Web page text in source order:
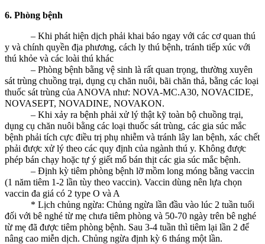
6. Phòng bệnh
– Khi phát hiện dịch phải khai báo ngay với các cơ quan thú
y và chính quyền địa phương, cách ly thú bệnh, tránh tiếp xúc với
thú khỏe và các loài thú khác
– Phòng bệnh bằng vệ sinh là rất quan trọng, thường xuyên
sát trùng chuồng trại, dụng cụ chăn nuôi, bãi chăn thả, bằng các loại
thuốc sát trùng của ANOVA như: NOVA-MC.A30, NOVACIDE,
NOVASEPT, NOVADINE, NOVAKON.
– Khi xảy ra bệnh phải xử lý thật kỹ toàn bộ chuồng trại,
dụng cụ chăn nuôi bằng các loại thuốc sát trùng, các gia súc mắc
bệnh phải tích cực điều trị phụ nhiễm và tránh lây lan bệnh, xác chết
phải được xử lý theo các quy định của ngành thú y. Không được
phép bán chạy hoặc tự ý giết mổ bán thịt các gia súc mắc bệnh.
– Định kỳ tiêm phòng bệnh lỡ mồm long móng bằng vaccin
(1 năm tiêm 1-2 lần tùy theo vaccin). Vaccin dùng nên lựa chọn
vaccin đa giá có 2 type O và A
* Lịch chủng ngừa: Chủng ngừa lần đầu vào lúc 2 tuần tuổi
đối với bê nghé từ mẹ chưa tiêm phòng và 50-70 ngày trên bê nghé
từ mẹ đã được tiêm phòng bệnh. Sau 3-4 tuần thì tiêm lại lần 2 để
nâng cao miễn dịch. Chủng ngừa định kỳ 6 tháng một lần.